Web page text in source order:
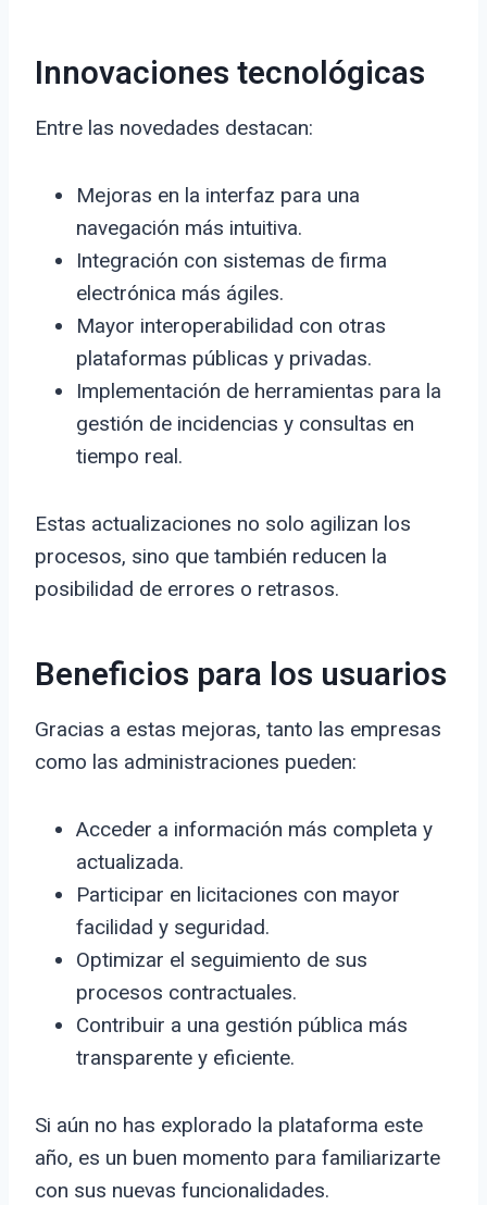
Innovaciones tecnológicas
Entre las novedades destacan:
Mejoras en la interfaz para una
navegación más intuitiva.
Integración con sistemas de firma
electrónica más ágiles.
Mayor interoperabilidad con otras
plataformas públicas y privadas.
Implementación de herramientas para la
gestión de incidencias y consultas en
tiempo real.
Estas actualizaciones no solo agilizan los
procesos, sino que también reducen la
posibilidad de errores o retrasos.
Beneficios para los usuarios
Gracias a estas mejoras, tanto las empresas
como las administraciones pueden:
Acceder a información más completa y
actualizada.
Participar en licitaciones con mayor
facilidad y seguridad.
Optimizar el seguimiento de sus
procesos contractuales.
Contribuir a una gestión pública más
transparente y eficiente.
Si aún no has explorado la plataforma este
año, es un buen momento para familiarizarte
con sus nuevas funcionalidades.